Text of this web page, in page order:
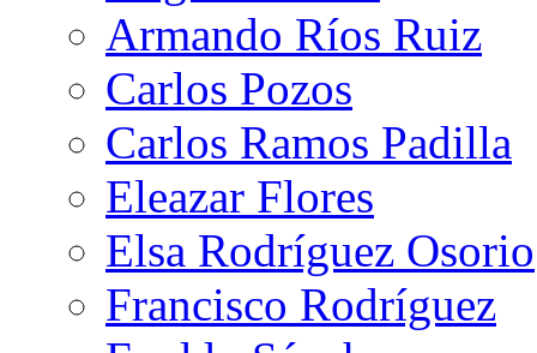
Armando Ríos Ruiz
Carlos Pozos
Carlos Ramos Padilla
Eleazar Flores
Elsa Rodríguez Osorio
Francisco Rodríguez